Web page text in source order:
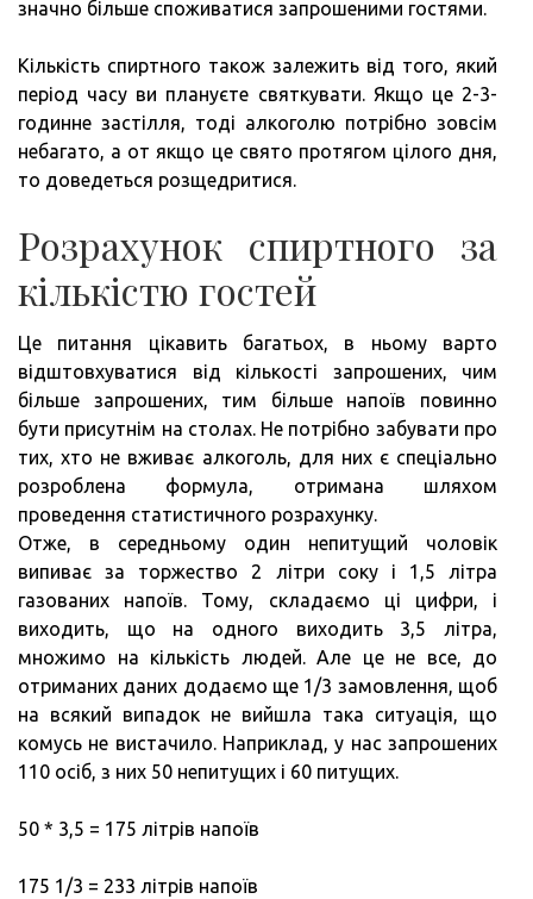
значно більше споживатися запрошеними гостями.
Кількість спиртного також залежить від того, який
період часу ви плануєте святкувати. Якщо це 2-3-
годинне застілля, тоді алкоголю потрібно зовсім
небагато, а от якщо це свято протягом цілого дня,
то доведеться розщедритися.
Розрахунок спиртного за
кількістю гостей
Це питання цікавить багатьох, в ньому варто
відштовхуватися від кількості запрошених, чим
більше запрошених, тим більше напоїв повинно
бути присутнім на столах. Не потрібно забувати про
тих, хто не вживає алкоголь, для них є спеціально
розроблена формула, отримана шляхом
проведення статистичного розрахунку.
Отже, в середньому один непитущий чоловік
випиває за торжество 2 літри соку і 1,5 літра
газованих напоїв. Тому, складаємо ці цифри, і
виходить, що на одного виходить 3,5 літра,
множимо на кількість людей. Але це не все, до
отриманих даних додаємо ще 1/3 замовлення, щоб
на всякий випадок не вийшла така ситуація, що
комусь не вистачило. Наприклад, у нас запрошених
110 осіб, з них 50 непитущих і 60 питущих.
50 * 3,5 = 175 літрів напоїв
175 1/3 = 233 літрів напоїв